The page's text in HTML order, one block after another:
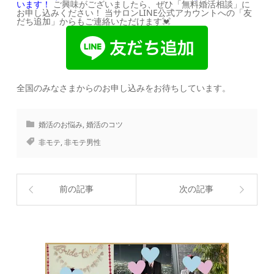
います！ ご興味がございましたら、ぜひ「無料婚活相談」に
お申し込みください！ 当サロンLINE公式アカウントへの「友
だち追加」からもご連絡いただけます💓
全国のみなさまからのお申し込みをお待ちしています。
婚活のお悩み,婚活のコツ
非モテ,非モテ男性
前の記事 次の記事